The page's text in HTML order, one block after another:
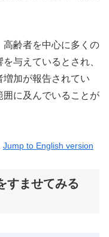
齢者を中心に多くの
与えているとされ、
加が報告されてい
囲に及んでいることが
Jump to English version
すませてみる